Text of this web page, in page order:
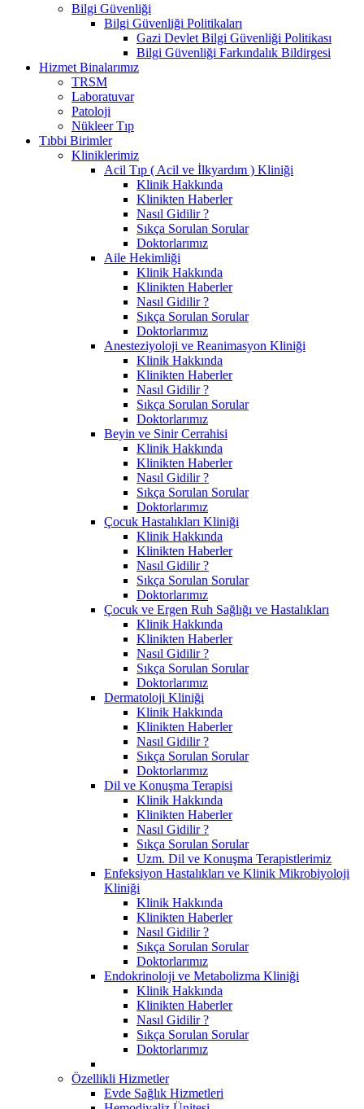
Bilgi Güvenliği
Bilgi Güvenliği Politikaları
Gazi Devlet Bilgi Güvenliği Politikası
Bilgi Güvenliği Farkındalık Bildirgesi
Hizmet Binalarımız
TRSM
Laboratuvar
Patoloji
Nükleer Tıp
Tıbbi Birimler
Kliniklerimiz
Acil Tıp ( Acil ve İlkyardım ) Kliniği
Klinik Hakkında
Klinikten Haberler
Nasıl Gidilir ?
Sıkça Sorulan Sorular
Doktorlarımız
Aile Hekimliği
Klinik Hakkında
Klinikten Haberler
Nasıl Gidilir ?
Sıkça Sorulan Sorular
Doktorlarımız
Anesteziyoloji ve Reanimasyon Kliniği
Klinik Hakkında
Klinikten Haberler
Nasıl Gidilir ?
Sıkça Sorulan Sorular
Doktorlarımız
Beyin ve Sinir Cerrahisi
Klinik Hakkında
Klinikten Haberler
Nasıl Gidilir ?
Sıkça Sorulan Sorular
Doktorlarımız
Çocuk Hastalıkları Kliniği
Klinik Hakkında
Klinikten Haberler
Nasıl Gidilir ?
Sıkça Sorulan Sorular
Doktorlarımız
Çocuk ve Ergen Ruh Sağlığı ve Hastalıkları
Klinik Hakkında
Klinikten Haberler
Nasıl Gidilir ?
Sıkça Sorulan Sorular
Doktorlarımız
Dermatoloji Kliniği
Klinik Hakkında
Klinikten Haberler
Nasıl Gidilir ?
Sıkça Sorulan Sorular
Doktorlarımız
Dil ve Konuşma Terapisi
Klinik Hakkında
Klinikten Haberler
Nasıl Gidilir ?
Sıkça Sorulan Sorular
Uzm. Dil ve Konuşma Terapistlerimiz
Enfeksiyon Hastalıkları ve Klinik Mikrobiyoloji
Kliniği
Klinik Hakkında
Klinikten Haberler
Nasıl Gidilir ?
Sıkça Sorulan Sorular
Doktorlarımız
Endokrinoloji ve Metabolizma Kliniği
Klinik Hakkında
Klinikten Haberler
Nasıl Gidilir ?
Sıkça Sorulan Sorular
Doktorlarımız
Özellikli Hizmetler
Evde Sağlık Hizmetleri